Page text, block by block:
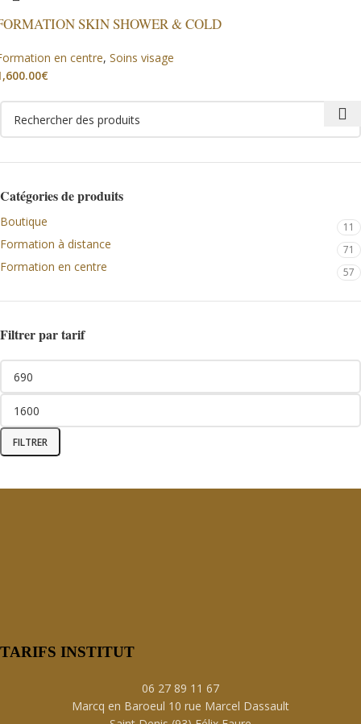
Catégories de produits
Boutique 11
Formation à distance 71
Formation en centre 57
Filtrer par tarif
FILTRER
SKIN SHOWER & COLD
en centre, Soins visage
€
TARIFS INSTITUT
06 27 89 11 67
Marcq en Baroeul 10 rue Marcel Dassault